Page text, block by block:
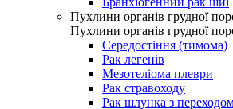
Пухлини органів грудної
Пухлини органів грудної
Середостіння (тимома)
Рак легенів
Мезотеліома плеври
Рак стравоходу
Рак шлунка з